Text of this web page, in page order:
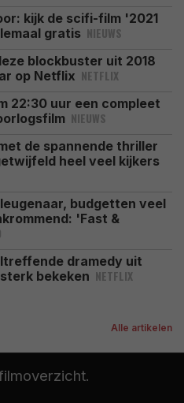
kijk de scifi-film '2021
gratis NIEUWS
blockbuster uit 2018
op Netflix NETFLIX
22:30 uur een compleet
NIEUWS
de spannende thriller
heel veel kijkers
budgetten veel
'Fast &
dramedy uit
bekeken NETFLIX
Alle artikelen